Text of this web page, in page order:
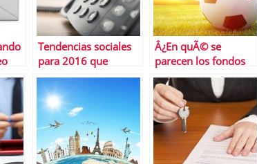
Tendencias sociales
para 2016 que
deberÃ­as conocer
Â¿En quÃ© se
parecen los fondos
de inversiÃ³n y el
fÃºtbol?